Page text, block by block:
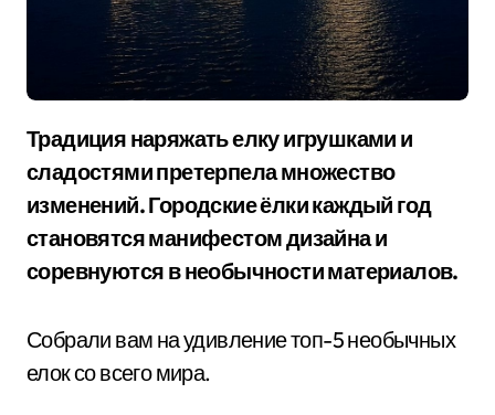
Традиция наряжать елку игрушками и
сладостями претерпела множество
изменений. Городские ёлки каждый год
становятся манифестом дизайна и
соревнуются в необычности материалов.
Собрали вам на удивление топ-5 необычных
елок со всего мира.